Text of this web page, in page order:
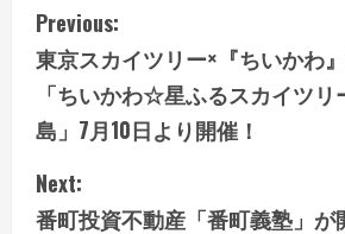
C
o
n
t
Previous:
東京スカイツリー×『ちいかわ
「ちいかわ☆星ふるスカイツリ
島」7月10日より開催！
Next:
番町投資不動産「番町義塾」が